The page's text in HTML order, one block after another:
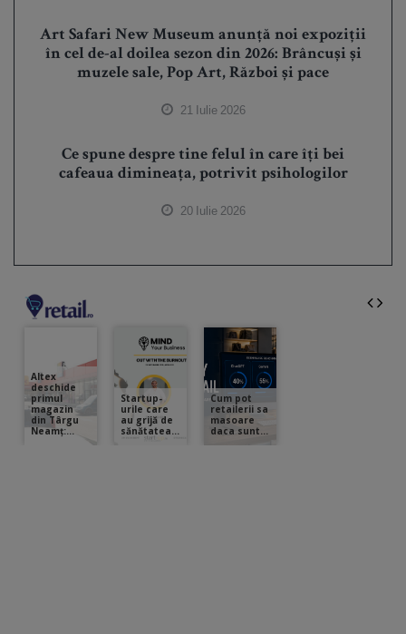
Art Safari New Museum anunță noi expoziții
în cel de-al doilea sezon din 2026: Brâncuși și
muzele sale, Pop Art, Război și pace
21 Iulie 2026
Ce spune despre tine felul în care îți bei
cafeaua dimineața, potrivit psihologilor
20 Iulie 2026